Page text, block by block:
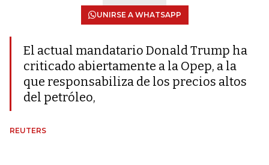
UNIRSE A WHATSAPP
El actual mandatario Donald Trump ha
criticado abiertamente a la Opep, a la
que responsabiliza de los precios altos
del petróleo,
REUTERS